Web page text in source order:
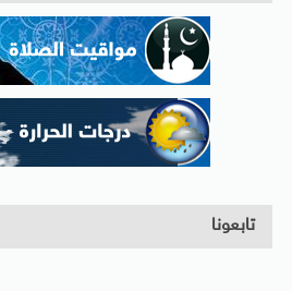
تابعونا